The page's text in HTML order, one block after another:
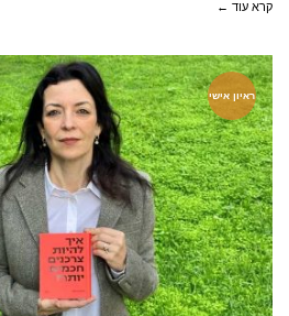
קרא עוד ←
ראיון אישי